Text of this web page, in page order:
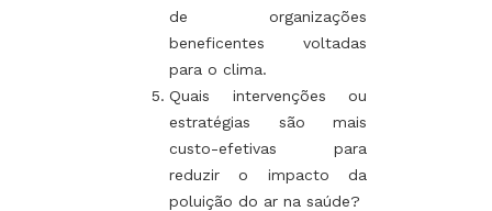
de organizações
beneficentes voltadas
para o clima.
Quais intervenções ou
estratégias são mais
custo-efetivas para
reduzir o impacto da
poluição do ar na saúde?